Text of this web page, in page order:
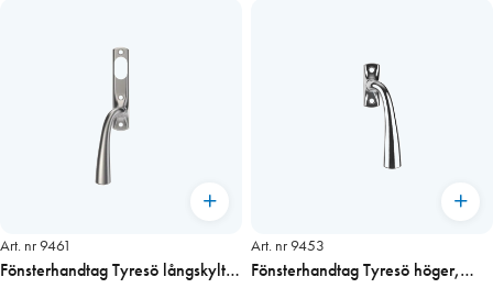
Art. nr 9461
Fönsterhandtag Tyresö långskylt
Art. nr 9453
Fönsterhandtag Tyresö höger,